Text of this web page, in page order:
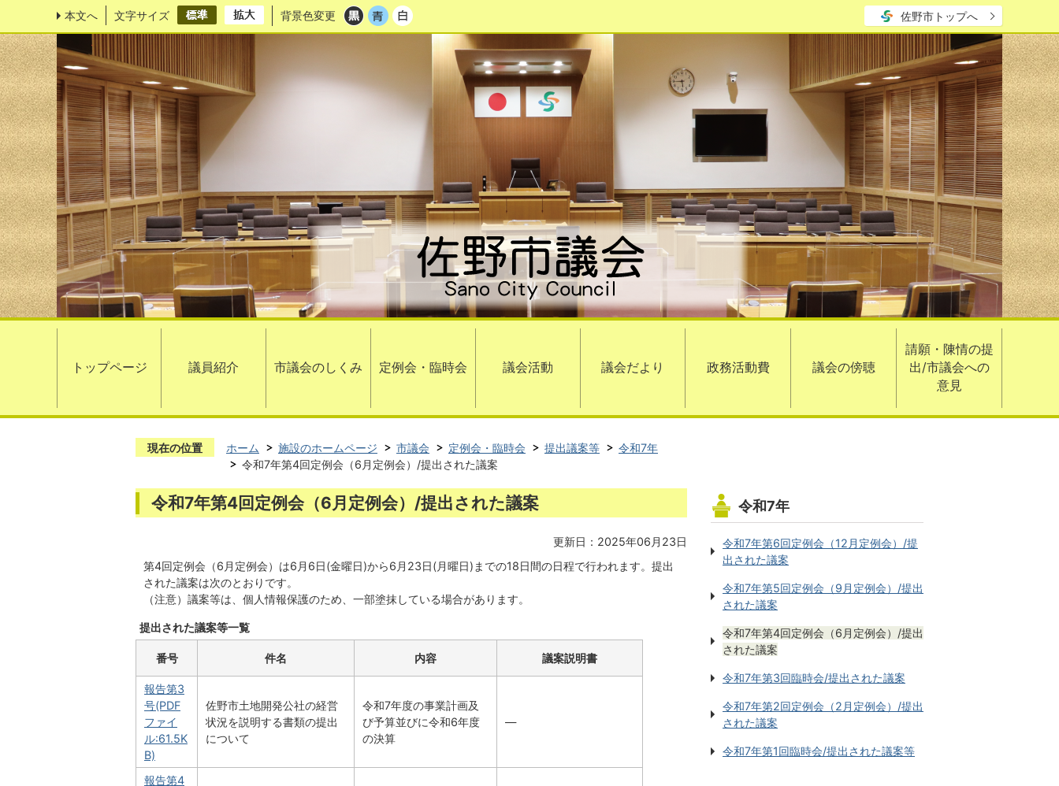
本文へ 文字サイズ 背景色変更 佐野市トップへ
トップページ 議員紹介 市議会のしくみ 定例会・臨時会 議会活動 議会だより 政務活動費 議会の傍聴
請願・陳情の提
出/市議会への
意見
現在の位置 ホーム 施設のホームページ 市議会 定例会・臨時会 提出議案等
令和7年
令和7年第4回定例会（6月定例会）/提出された議案
令和7年第4回定例会（6月定例会）/提出された議案
更新日：2025年06月23日
第4回定例会（6月定例会）は6月6日(金曜日)から6月23日(月曜日)までの18日間の日程で行われます。提出
された議案は次のとおりです。
（注意）議案等は、個人情報保護のため、一部塗抹している場合があります。
提出された議案等一覧
番号 件名 内容 議案説明書
報告第3
号(PDF
ファイ
ル:61.5K
B)
佐野市土地開発公社の経営
状況を説明する書類の提出
について
令和7年度の事業計画及
び予算並びに令和6年度
の決算
―
報告第4
令和7年
令和7年第6回定例会（12月定例会）/提
出された議案
令和7年第5回定例会（9月定例会）/提出
された議案
令和7年第4回定例会（6月定例会）/提出
された議案
令和7年第3回臨時会/提出された議案
令和7年第2回定例会（2月定例会）/提出
された議案
令和7年第1回臨時会/提出された議案等